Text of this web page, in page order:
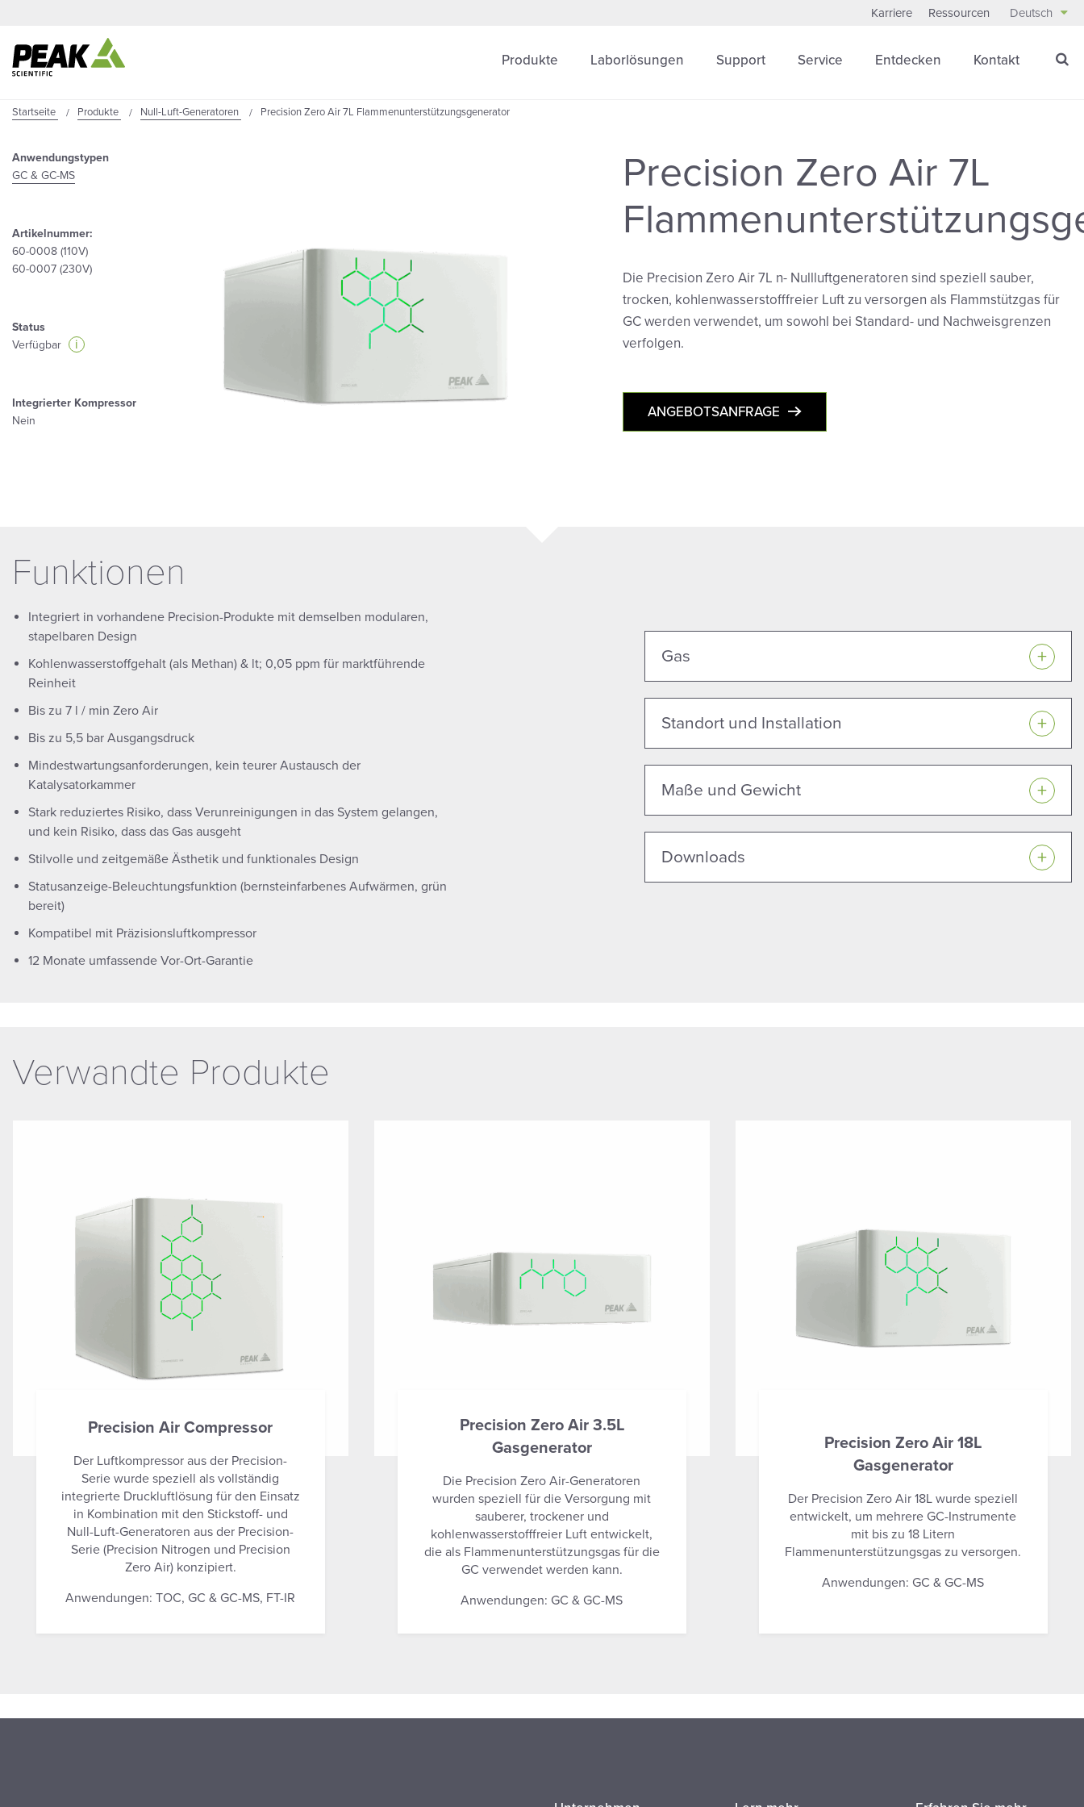
Karriere Ressourcen Deutsch
Produkte Laborlösungen Support Service Entdecken Kontakt
Startseite Produkte Null-Luft-Generatoren Precision Zero Air 7L Flammenunterstützungsgenerator
Anwendungstypen
GC & GC-MS
Artikelnummer:
60-0008 (110V)
60-0007 (230V)
Status
Verfügbar
i
Integrierter Kompressor
Nein
Precision Zero Air 7L
Die Precision Zero Air 7L n- Nullluftgeneratoren sind speziell sauber,
trocken, kohlenwasserstofffreier Luft zu versorgen als Flammstützgas für
GC werden verwendet, um sowohl bei Standard- und Nachweisgrenzen
verfolgen.
ANGEBOTSANFRAGE
Funktionen
Integriert in vorhandene Precision-Produkte mit demselben modularen,
stapelbaren Design
Kohlenwasserstoffgehalt (als Methan) & lt; 0,05 ppm für marktführende
Reinheit
Bis zu 7 l / min Zero Air
Bis zu 5,5 bar Ausgangsdruck
Mindestwartungsanforderungen, kein teurer Austausch der
Katalysatorkammer
Stark reduziertes Risiko, dass Verunreinigungen in das System gelangen,
und kein Risiko, dass das Gas ausgeht
Stilvolle und zeitgemäße Ästhetik und funktionales Design
Statusanzeige-Beleuchtungsfunktion (bernsteinfarbenes Aufwärmen, grün
bereit)
Kompatibel mit Präzisionsluftkompressor
12 Monate umfassende Vor-Ort-Garantie
Gas
Standort und Installation
Maße und Gewicht
Downloads
Verwandte Produkte
Precision Air Compressor
Der Luftkompressor aus der Precision-
Serie wurde speziell als vollständig
integrierte Druckluftlösung für den Einsatz
in Kombination mit den Stickstoff- und
Null-Luft-Generatoren aus der Precision-
Serie (Precision Nitrogen und Precision
Zero Air) konzipiert.
Anwendungen: TOC, GC & GC-MS, FT-IR
Precision Zero Air 3.5L
Gasgenerator
Die Precision Zero Air-Generatoren
wurden speziell für die Versorgung mit
sauberer, trockener und
kohlenwasserstofffreier Luft entwickelt,
die als Flammenunterstützungsgas für die
GC verwendet werden kann.
Anwendungen: GC & GC-MS
Precision Zero Air 18L
Gasgenerator
Der Precision Zero Air 18L wurde speziell
entwickelt, um mehrere GC-Instrumente
mit bis zu 18 Litern
Flammenunterstützungsgas zu versorgen.
Anwendungen: GC & GC-MS